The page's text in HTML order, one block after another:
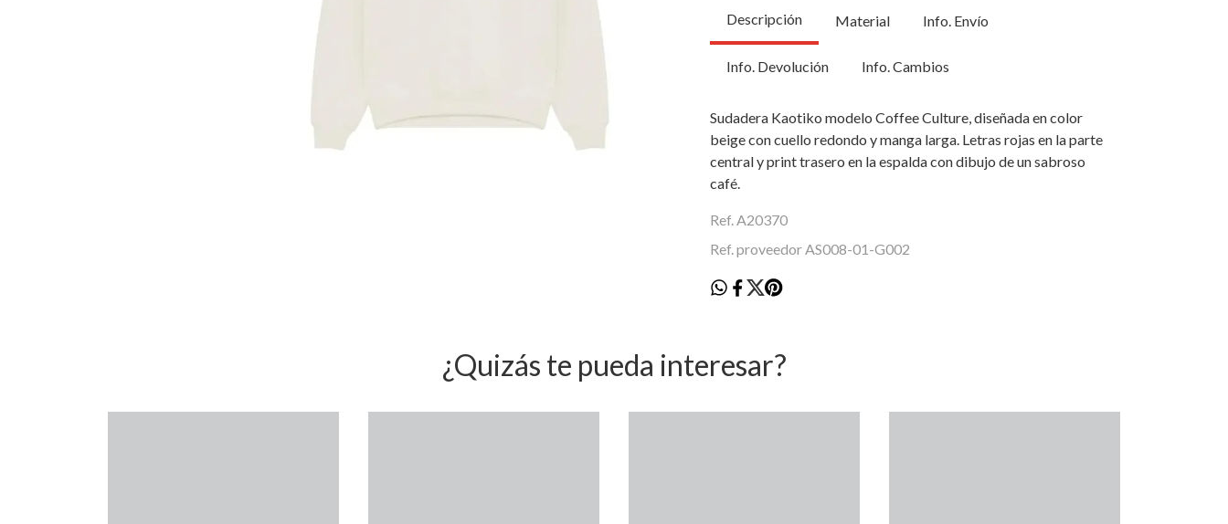
Descripción Material Info. Envío
Info. Devolución Info. Cambios
Sudadera Kaotiko modelo Coffee Culture, diseñada en color
beige con cuello redondo y manga larga. Letras rojas en la parte
central y print trasero en la espalda con dibujo de un sabroso
café.
Ref. A20370
Ref. proveedor AS008-01-G002
¿Quizás te pueda interesar?